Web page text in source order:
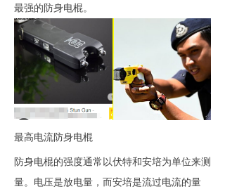
最强的 防身电棍。
最高电流防身电棍
防身电棍的强度通常以伏特和安培为单位来测
量。电压是放电量，而安培是流过电流的量